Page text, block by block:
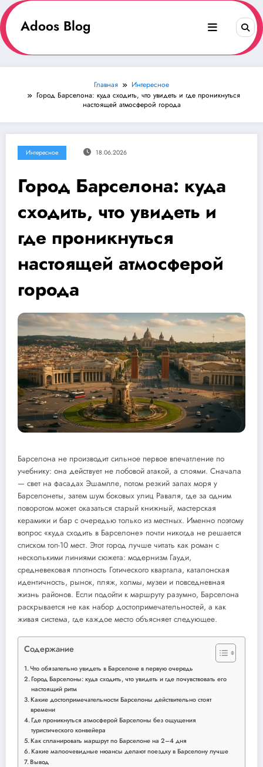
Перейти
к
содержимомуAdoos Blog
Главная
Интересное
Город Барселона: куда сходить, что увидеть и где проникнуться
настоящей атмосферой города
Интересное 18.06.2026
Город Барселона: куда
сходить, что увидеть и
где проникнуться
настоящей атмосферой
города
Барселона не производит сильное первое впечатление по
учебнику: она действует не лобовой атакой, а слоями. Сначала
— свет на фасадах Эшампле, потом резкий запах моря у
Барселонеты, затем шум боковых улиц Раваля, где за одним
поворотом может оказаться старый книжный, мастерская
керамики и бар с очередью только из местных. Именно поэтому
вопрос «куда сходить в Барселоне» почти никогда не решается
списком топ-10 мест. Этот город лучше читать как роман с
несколькими линиями сюжета: модернизм Гауди,
средневековая плотность Готического квартала, каталонская
идентичность, рынок, пляж, холмы, музеи и повседневная
жизнь районов. Если подойти к маршруту разумно, Барселона
раскрывается не как набор достопримечательностей, а как
живая система, где каждое место объясняет следующее.
Содержание
Что обязательно увидеть в Барселоне в первую очередь
Город Барселоны: куда сходить, что увидеть и где почувствовать его
настоящий ритм
Какие достопримечательности Барселоны действительно стоят
времени
Где проникнуться атмосферой Барселоны без ощущения
туристического конвейера
Как спланировать маршрут по Барселоне на 2–4 дня
Какие малоочевидные нюансы делают поездку в Барселону лучше
Вывод